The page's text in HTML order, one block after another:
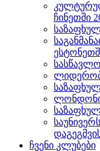
ჩინეთში
ჩვენი კლუბები